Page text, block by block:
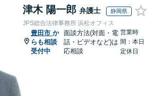
津木 陽一郎 弁護士 静岡県
JPS総合法律事務所 浜松オフィス
豊田市 か
らも相談
受付中
面談方法(対面・電
話・ビデオなど)は
応相談
営業時
間：本日
定休日